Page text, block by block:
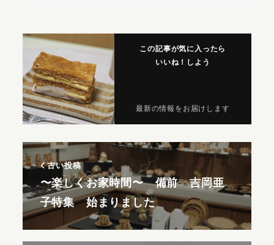
この記事が気に入ったら
いいね！しよう
最新の情報をお届けします
古い投稿
〜楽しくお家時間〜 備前 吉岡亜
子特集 始まりました